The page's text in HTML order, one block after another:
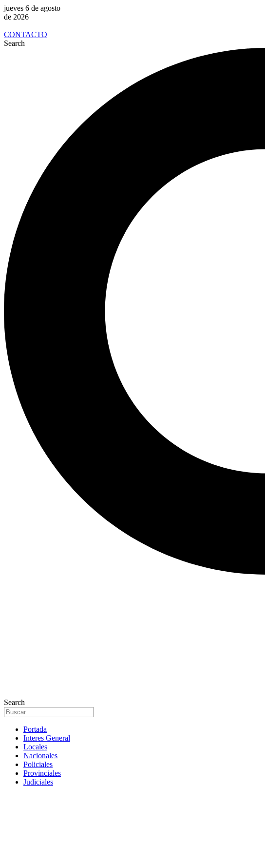
jueves 6 de agosto
de 2026
CONTACTO
Search
Search
Portada
Interes General
Locales
Nacionales
Policiales
Provinciales
Judiciales